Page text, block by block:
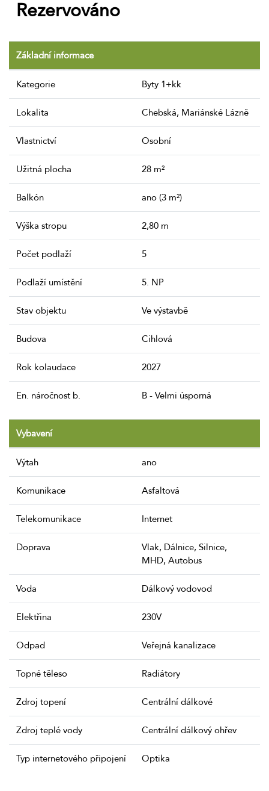
Rezervováno
Základní informace
Kategorie Byty 1+kk
Lokalita Chebská, Mariánské Lázně
Vlastnictví Osobní
Užitná plocha 28 m²
Balkón ano (3 m²)
Výška stropu 2,80 m
Počet podlaží 5
Podlaží umístění 5. NP
Stav objektu Ve výstavbě
Budova Cihlová
Rok kolaudace 2027
En. náročnost b. B - Velmi úsporná
Vybavení
Výtah ano
Komunikace Asfaltová
Telekomunikace Internet
Doprava
Vlak, Dálnice, Silnice,
MHD, Autobus
Voda Dálkový vodovod
Elektřina 230V
Odpad Veřejná kanalizace
Topné těleso Radiátory
Zdroj topení Centrální dálkové
Zdroj teplé vody Centrální dálkový ohřev
Typ internetového připojení Optika